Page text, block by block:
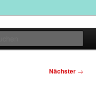
Nächster →